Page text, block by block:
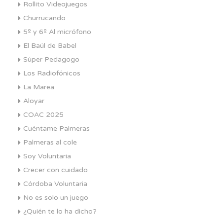
Rollito Videojuegos
Churrucando
5º y 6º Al micrófono
El Baúl de Babel
Súper Pedagogo
Los Radiofónicos
La Marea
Aloyar
COAC 2025
Cuéntame Palmeras
Palmeras al cole
Soy Voluntaria
Crecer con cuidado
Córdoba Voluntaria
No es solo un juego
¿Quién te lo ha dicho?